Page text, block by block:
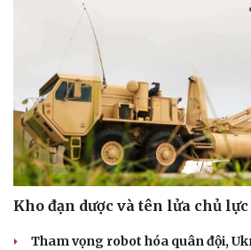
Kho đạn dược và tên lửa chủ
Tham vọng robot hóa quân đội,